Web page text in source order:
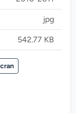
jpg
542.77 KB